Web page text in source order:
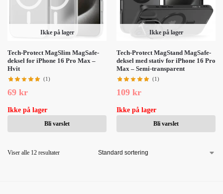
Ikke på lager
Tech-Protect MagSlim MagSafe-
deksel for iPhone 16 Pro Max –
Hvit
(1)
69 kr
Ikke på lager
Bli varslet
Ikke på lager
Tech-Protect MagStand MagSafe-
deksel med stativ for iPhone 16 Pro
Max – Semi-transparent
(1)
109 kr
Ikke på lager
Bli varslet
Viser alle 12 resultater